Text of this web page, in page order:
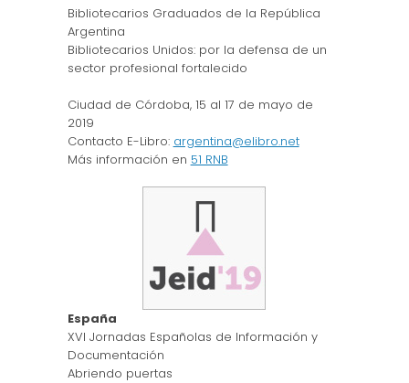
Bibliotecarios Graduados de la República
Argentina
Bibliotecarios Unidos: por la defensa de un
sector profesional fortalecido
Ciudad de Córdoba, 15 al 17 de mayo de
2019
Contacto E-Libro: argentina@elibro.net
Más información en 51 RNB
España
XVI Jornadas Españolas de Información y
Documentación
Abriendo puertas